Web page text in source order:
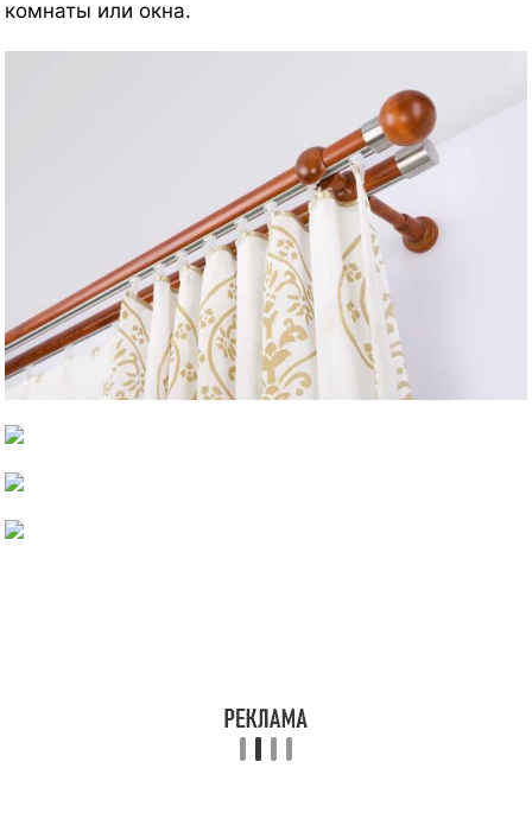
комнаты или окна.